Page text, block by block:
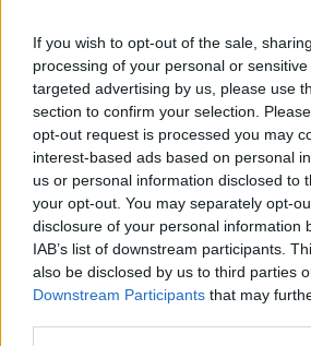
If you wish to opt-out of the sale,
processing of your personal or
targeted advertising by us, please use
section to confirm your selection.
opt-out request is processed you may
interest-based ads based on personal
us or personal information disclosed to
your opt-out. You may separately opt-
disclosure of your personal information
IAB’s list of downstream participants.
also be disclosed by us to third parties
Downstream Participants that may
είναι ένα είδος